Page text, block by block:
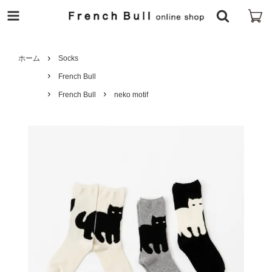
ホーム Socks
French Bull
French Bull neko motif